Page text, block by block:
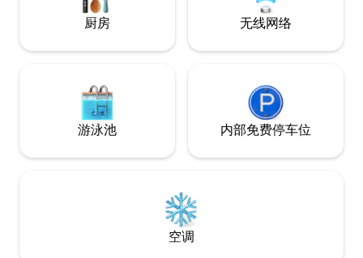
厨房 无线网络
游泳池 内部免费停车位
空调